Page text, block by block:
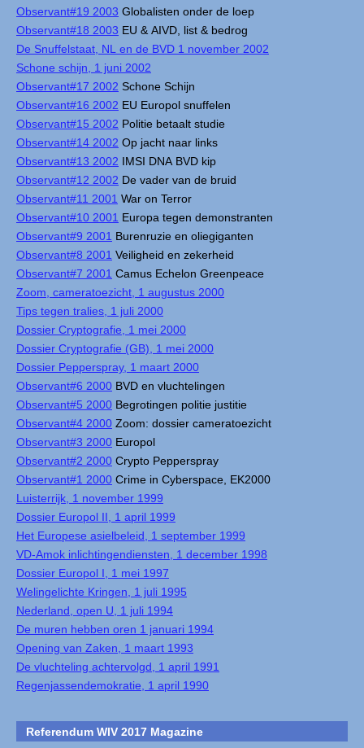
Observant#19 2003 Globalisten onder de loep
Observant#18 2003 EU & AIVD, list & bedrog
De Snuffelstaat, NL en de BVD 1 november 2002
Schone schijn, 1 juni 2002
Observant#17 2002 Schone Schijn
Observant#16 2002 EU Europol snuffelen
Observant#15 2002 Politie betaalt studie
Observant#14 2002 Op jacht naar links
Observant#13 2002 IMSI DNA BVD kip
Observant#12 2002 De vader van de bruid
Observant#11 2001 War on Terror
Observant#10 2001 Europa tegen demonstranten
Observant#9 2001 Burenruzie en oliegiganten
Observant#8 2001 Veiligheid en zekerheid
Observant#7 2001 Camus Echelon Greenpeace
Zoom, cameratoezicht, 1 augustus 2000
Tips tegen tralies, 1 juli 2000
Dossier Cryptografie, 1 mei 2000
Dossier Cryptografie (GB), 1 mei 2000
Dossier Pepperspray, 1 maart 2000
Observant#6 2000 BVD en vluchtelingen
Observant#5 2000 Begrotingen politie justitie
Observant#4 2000 Zoom: dossier cameratoezicht
Observant#3 2000 Europol
Observant#2 2000 Crypto Pepperspray
Observant#1 2000 Crime in Cyberspace, EK2000
Luisterrijk, 1 november 1999
Dossier Europol II, 1 april 1999
Het Europese asielbeleid, 1 september 1999
VD-Amok inlichtingendiensten, 1 december 1998
Dossier Europol I, 1 mei 1997
Welingelichte Kringen, 1 juli 1995
Nederland, open U, 1 juli 1994
De muren hebben oren 1 januari 1994
Opening van Zaken, 1 maart 1993
De vluchteling achtervolgd, 1 april 1991
Regenjassendemokratie, 1 april 1990
Referendum WIV 2017 Magazine